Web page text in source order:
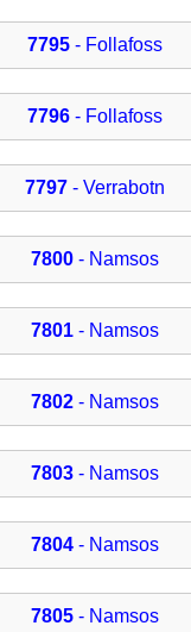
7795- Follafoss
7796- Follafoss
7797- Verrabotn
7800- Namsos
7801- Namsos
7802- Namsos
7803- Namsos
7804- Namsos
7805- Namsos